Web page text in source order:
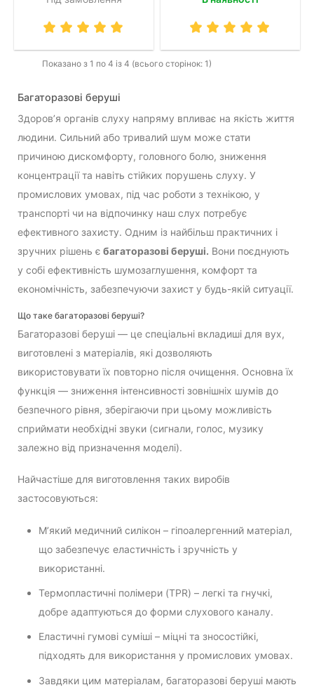
Показано з 1 по 4 із 4 (всього сторінок: 1)
Багаторазові беруші
Здоров’я органів слуху напряму впливає на якість життя
людини. Сильний або тривалий шум може стати
причиною дискомфорту, головного болю, зниження
концентрації та навіть стійких порушень слуху. У
промислових умовах, під час роботи з технікою, у
транспорті чи на відпочинку наш слух потребує
ефективного захисту. Одним із найбільш практичних і
зручних рішень є багаторазові беруші. Вони поєднують
у собі ефективність шумозаглушення, комфорт та
економічність, забезпечуючи захист у будь-якій ситуації.
Що таке багаторазові беруші?
Багаторазові беруші — це спеціальні вкладиші для вух,
виготовлені з матеріалів, які дозволяють
використовувати їх повторно після очищення. Основна їх
функція — зниження інтенсивності зовнішніх шумів до
безпечного рівня, зберігаючи при цьому можливість
сприймати необхідні звуки (сигнали, голос, музику
залежно від призначення моделі).
Найчастіше для виготовлення таких виробів
застосовуються:
М’який медичний силікон – гіпоалергенний матеріал,
що забезпечує еластичність і зручність у
використанні.
Термопластичні полімери (TPR) – легкі та гнучкі,
добре адаптуються до форми слухового каналу.
Еластичні гумові суміші – міцні та зносостійкі,
підходять для використання у промислових умовах.
Завдяки цим матеріалам, багаторазові беруші мають